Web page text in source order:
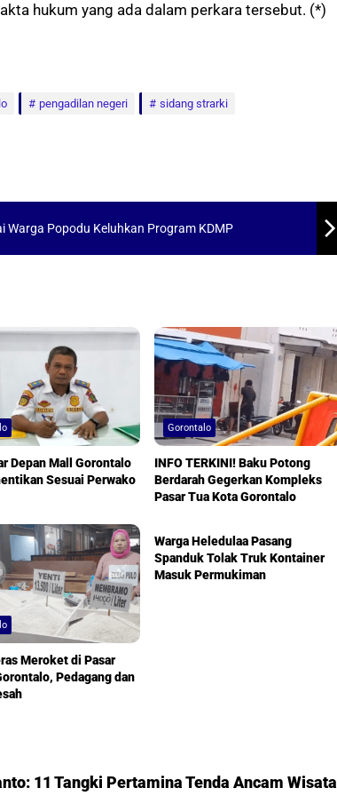
hukum yang ada dalam perkara tersebut. (*)
pengadilan negeri sidang strarki
Warga Popodu Keluhkan Program KDMP
Depan Mall Gorontalo
Sesuai Perwako
Gorontalo
INFO TERKINI! Baku Potong
Berdarah Gegerkan Kompleks
Pasar Tua Kota Gorontalo
Meroket di Pasar
Pedagang dan
Warga Heledulaa Pasang
Spanduk Tolak Truk Kontainer
Masuk Permukiman
11 Tangki Pertamina Tenda Ancam Wisata